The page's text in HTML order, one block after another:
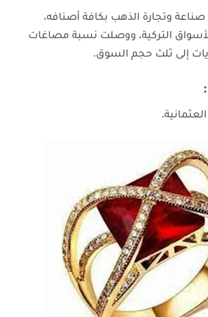
وتجارة الذهب بكافة أصنافه،
التركية، ووصلت نسبة مصاغات
إلى ثلث حجم السوق.